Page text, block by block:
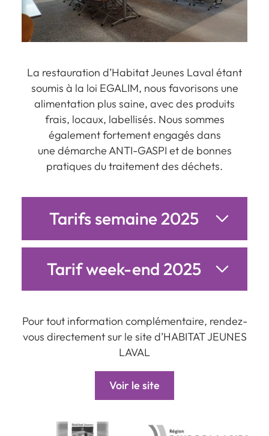
La restauration d’Habitat Jeunes Laval étant
soumis à la loi EGALIM, nous favorisons une
alimentation plus saine, avec des produits
frais, locaux, labellisés. Nous sommes
également fortement engagés dans
une démarche ANTI-GASPI et de bonnes
pratiques du traitement des déchets.
Tarifs semaine 2025
Tarif week-end 2025
Pour tout information complémentaire, rendez-
vous directement sur le site d’HABITAT JEUNES
LAVAL
Voir le site